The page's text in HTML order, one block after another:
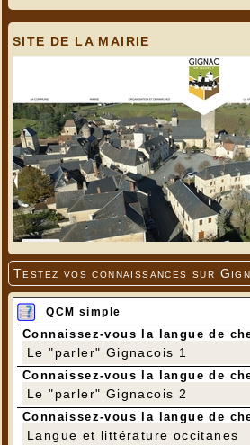
SITE DE LA MAIRIE
Testez vos connaissances sur
QCM simple
Connaissez-vous la langue de
Le "parler" Gignacois 1
Connaissez-vous la langue de
Le "parler" Gignacois 2
Connaissez-vous la langue de
Langue et littérature occitanes
Regard sur la rivière
Regard sur la rivière
Photos prises par le Club de